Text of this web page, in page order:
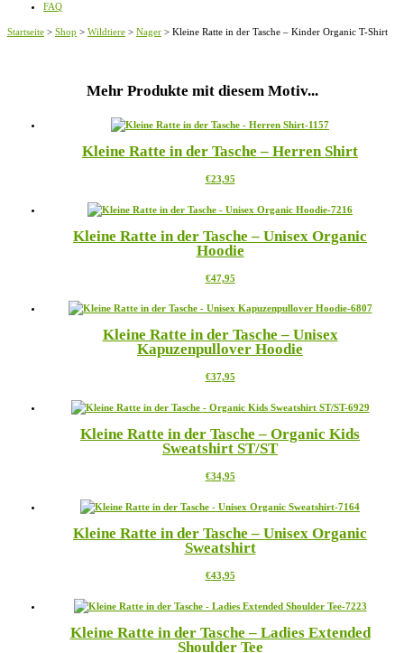
FAQ
Startseite > Shop > Wildtiere > Nager > Kleine Ratte in der Tasche – Kinder Organic T-Shirt
Mehr Produkte mit diesem Motiv...
Kleine Ratte in der Tasche – Herren Shirt
€23,95Dieses
weist
Varianten
auf.
Optionen
auf
Produktseite
gewählt
Kleine Ratte in der Tasche – Unisex Organic
Hoodie
€47,95Dieses
weist
Varianten
auf.
Optionen
auf
Produktseite
gewählt
Kleine Ratte in der Tasche – Unisex
Kapuzenpullover Hoodie
€37,95Dieses
weist
Varianten
auf.
Optionen
auf
Produktseite
gewählt
Kleine Ratte in der Tasche – Organic Kids
Sweatshirt ST/ST
€34,95Dieses
weist
Varianten
auf.
Optionen
auf
Produktseite
gewählt
Kleine Ratte in der Tasche – Unisex Organic
Sweatshirt
€43,95Dieses
weist
Varianten
auf.
Kleine Ratte in der Tasche – Ladies Extended
Shoulder Tee